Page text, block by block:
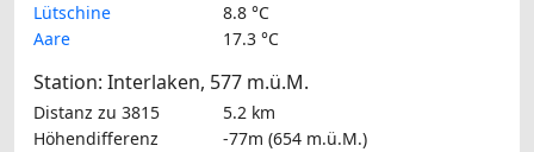
Lütschine
8.8 °C
Aare
17.3 °C
Station: Interlaken, 577 m.ü.M.
Distanz zu 3815
5.2 km
Höhendifferenz
-77m (654 m.ü.M.)